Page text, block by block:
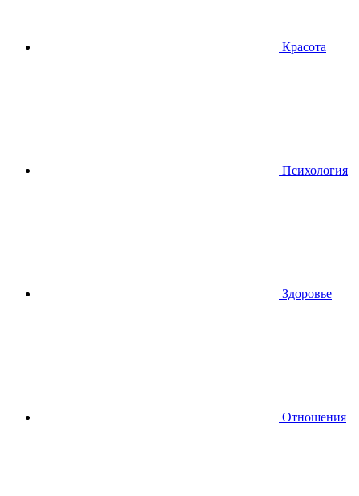
Красота
Психология
Здоровье
Отношения